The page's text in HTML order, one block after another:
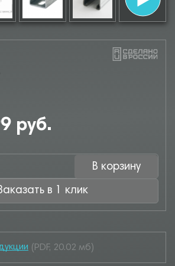
руб.
В корзину
Заказать в 1 клик
(PDF, 20.02 мб)